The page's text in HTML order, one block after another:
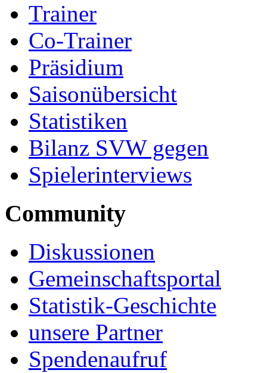
Trainer
Co-Trainer
Präsidium
Saisonübersicht
Statistiken
Bilanz SVW gegen
Spielerinterviews
Community
Diskussionen
Gemeinschaftsportal
Statistik-Geschichte
unsere Partner
Spendenaufruf